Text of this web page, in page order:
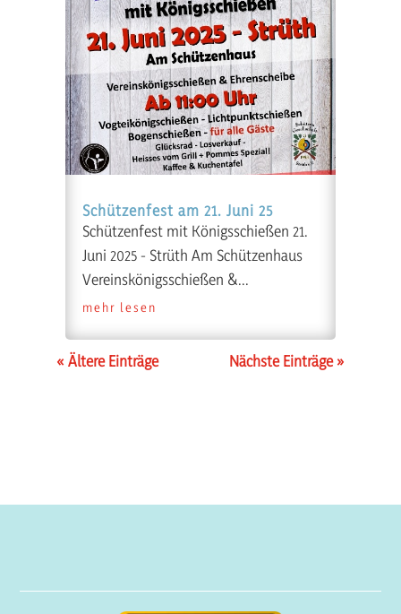
Schützenfest am 21. Juni 25
Schützenfest mit Königsschießen 21.
Juni 2025 - Strüth Am Schützenhaus
Vereinskönigsschießen &...
mehr lesen
« Ältere Einträge Nächste Einträge »